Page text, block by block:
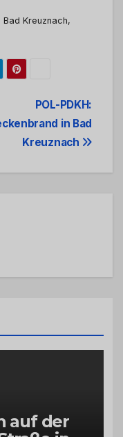
Kreuznach,
POL-PDKH:
in Bad
Kreuznach
auf der